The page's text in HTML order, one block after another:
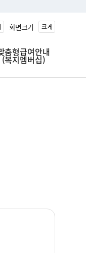
화면크기 크게
춤형급여안내
(복지멤버십)